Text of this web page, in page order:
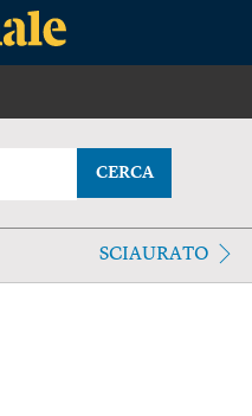
CERCA
SCIAURATO